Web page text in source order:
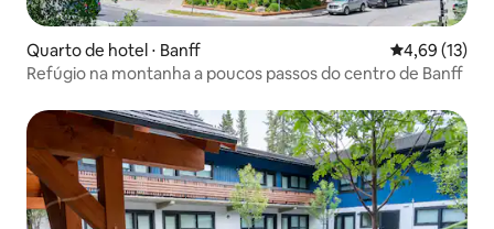
Quarto de hotel ⋅ Banff 4,69 de uma
4,69 (13)
Refúgio na montanha a poucos passos do centro de Banff